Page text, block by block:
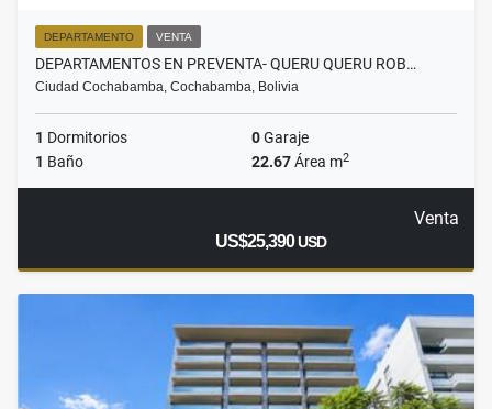
DEPARTAMENTO VENTA
DEPARTAMENTOS EN PREVENTA- QUERU QUERU ROB…
Ciudad Cochabamba, Cochabamba, Bolivia
1 Dormitorios 0Garaje
1 Baño 22.67Área m2
Venta
US$25,390USD